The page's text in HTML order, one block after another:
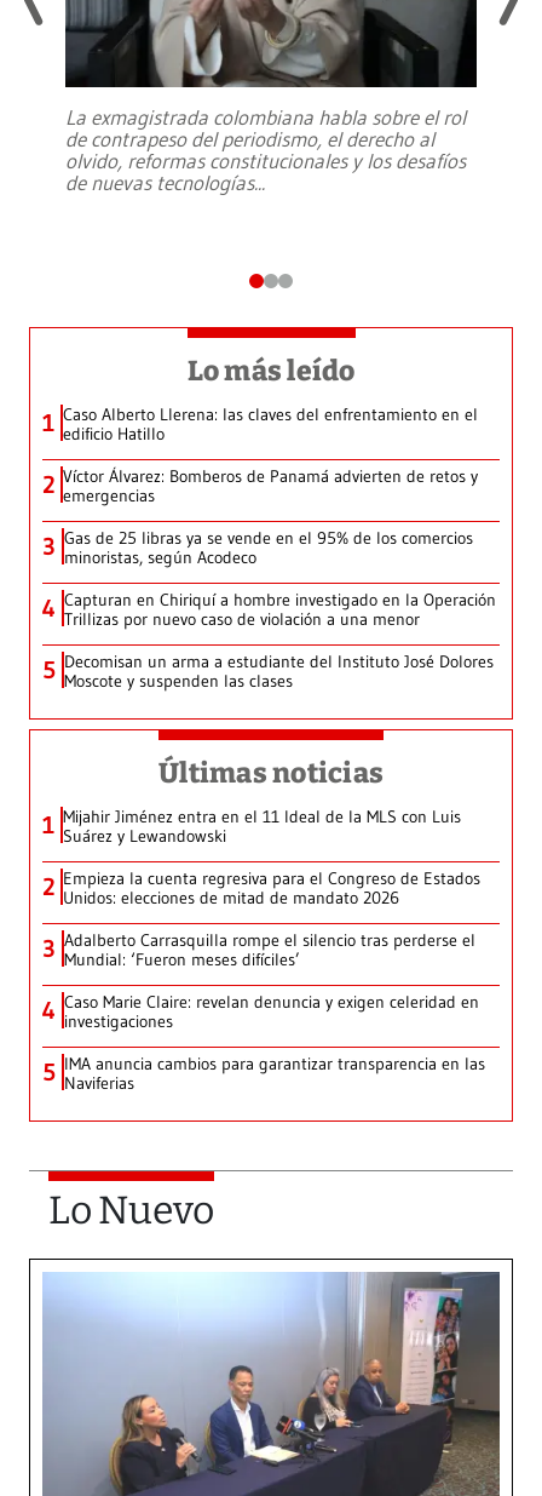
La exmagistrada colombiana habla sobre el rol
de contrapeso del periodismo, el derecho al
olvido, reformas constitucionales y los desafíos
de nuevas tecnologías...
Lo más leído
1 Caso Alberto Llerena: las claves del enfrentamiento en el
edificio Hatillo
2 Víctor Álvarez: Bomberos de Panamá advierten de retos y
emergencias
3 Gas de 25 libras ya se vende en el 95% de los comercios
minoristas, según Acodeco
4 Capturan en Chiriquí a hombre investigado en la Operación
Trillizas por nuevo caso de violación a una menor
5 Decomisan un arma a estudiante del Instituto José Dolores
Moscote y suspenden las clases
Últimas noticias
1 Mijahir Jiménez entra en el 11 Ideal de la MLS con Luis
Suárez y Lewandowski
2 Empieza la cuenta regresiva para el Congreso de Estados
Unidos: elecciones de mitad de mandato 2026
3 Adalberto Carrasquilla rompe el silencio tras perderse el
Mundial: ‘Fueron meses difíciles’
4 Caso Marie Claire: revelan denuncia y exigen celeridad en
investigaciones
5 IMA anuncia cambios para garantizar transparencia en las
Naviferias
Lo Nuevo